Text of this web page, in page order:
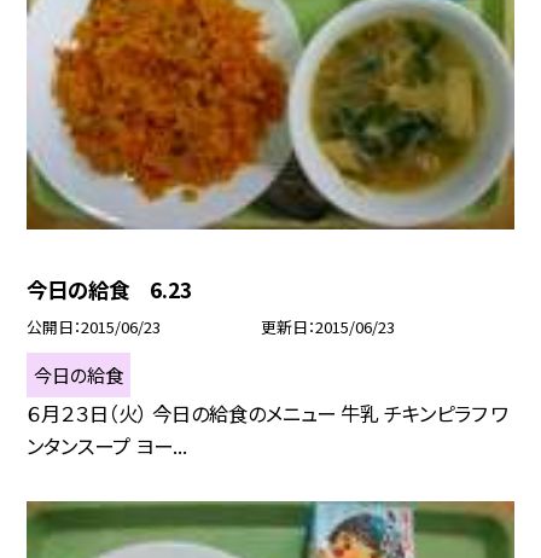
今日の給食 6.23
公開日 2015/06/23 更新日 2015/06/23
今日の給食
６月２３日（火） 今日の給食のメニュー 牛乳 チキンピラフ ワ
ンタンスープ ヨー...